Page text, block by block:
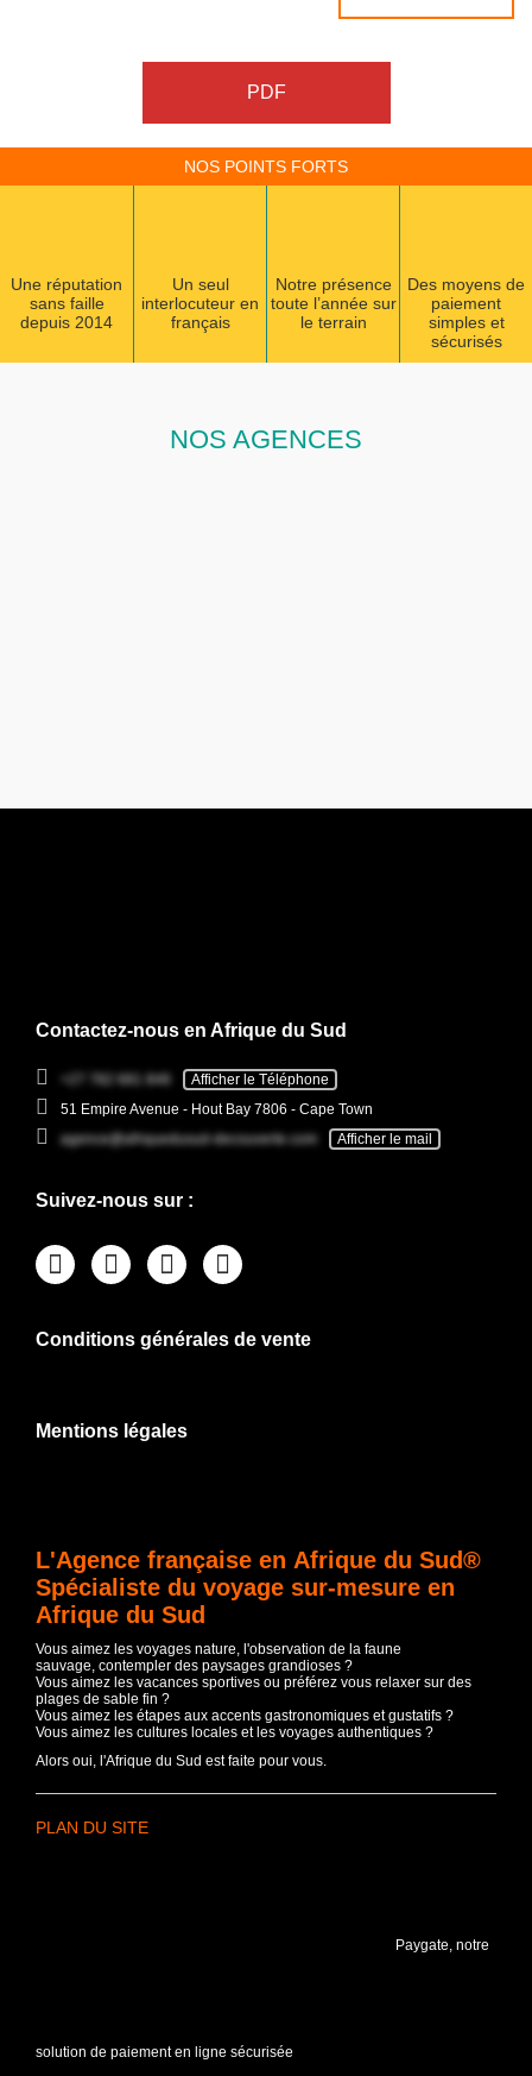
PDF
NOS POINTS FORTS
Une réputation
sans faille
depuis 2014
Un seul
interlocuteur en
français
Notre présence
toute l’année sur
le terrain
Des moyens de
paiement
simples et
sécurisés
NOS AGENCES
Contactez-nous en Afrique du Sud
+27 782 681 846
Afficher le Téléphone
51 Empire Avenue - Hout Bay 7806 - Cape Town
agence@afriquedusud-decouverte.com
Afficher le mail
Suivez-nous sur :
Conditions générales de vente
Mentions légales
L'Agence française en Afrique du Sud®
Spécialiste du voyage sur-mesure en
Afrique du Sud
Vous aimez les voyages nature, l'observation de la faune
sauvage, contempler des paysages grandioses ?
Vous aimez les vacances sportives ou préférez vous relaxer sur des
plages de sable fin ?
Vous aimez les étapes aux accents gastronomiques et gustatifs ?
Vous aimez les cultures locales et les voyages authentiques ?
Alors oui, l'Afrique du Sud est faite pour vous.
PLAN DU SITE
Paygate, notre
solution de paiement en ligne sécurisée